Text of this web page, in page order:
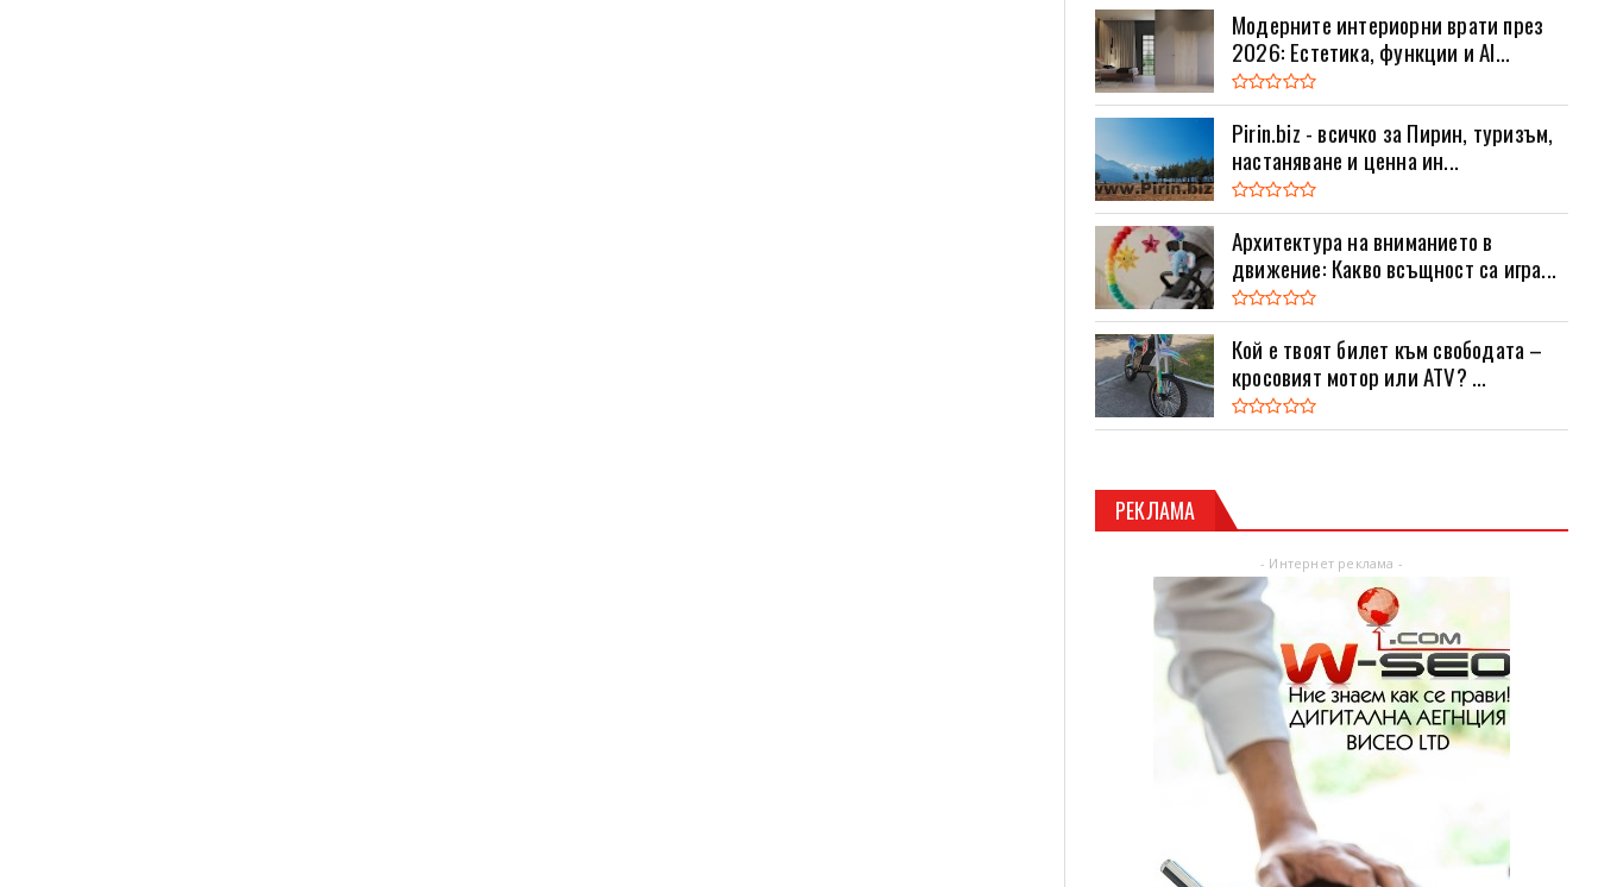
Модерните интериорни врати през
2026: Естетика, функции и AI...
Pirin.biz - всичко за Пирин, туризъм,
настаняване и ценна ин...
Архитектура на вниманието в
движение: Какво всъщност са игра...
Кой е твоят билет към свободата –
кросовият мотор или ATV? ...
РЕКЛАМА
- Интернет реклама -